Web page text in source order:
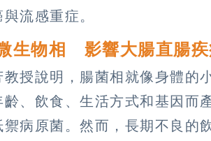
流感重症。
生物相 影響大腸直腸疾
教授說明，腸菌相就像身體的
齡、飲食、生活方式和基因而
禦病原菌。然而，長期不良的